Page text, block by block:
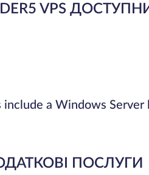
VPS
include a Windows Server
ПОСЛУГИ